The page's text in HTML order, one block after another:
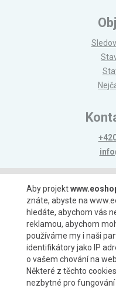
Aby projekt
znáte, abyste na
hledáte, abychom vás
reklamou, abychom
používáme my i naši
identifikátory jako IP
o vašem chování na
Některé z těchto
nezbytné pro